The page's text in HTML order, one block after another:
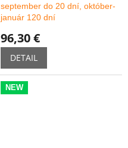
september do 20 dní, október-
január 120 dní
96,30 €
DETAIL
NEW